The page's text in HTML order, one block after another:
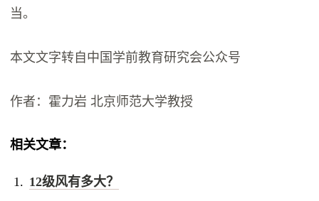
当。
本文文字转自中国学前教育研究会公众号
作者：霍力岩 北京师范大学教授
相关文章：
12级风有多大？